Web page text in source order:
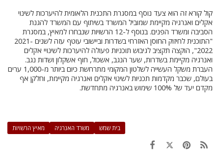
קול קורא זה הוא צעד נוסף במסגרת התכנית הלאומית להיערכות לשינוי
אקלים ואנרגיה מקיימת שמוביל המשרד בשיתוף עם המשרד להגנת
הסביבה ומשרד הפנים. בנוסף ל-12 הרשויות שנבחרו למאיץ, במסגרת
"התוכנית לחיזוק החוסן האזרחי בשדרות וביישובי עוטף עזה לשנים 2021-
2022", הוקצה תקציב לגיבוש תוכניות פעולה להיערכות לשינויי אקלים
ואנרגיה מקיימת בשדרות, שער הנגב, אשכול, חוף אשקלון ושדות נגב.
העברת משקל העשייה לשלטון המקומי מתרחשת כיום ביותר מ-1,000 ערים
בעולם, שכבר מקדמות תכניות לשינוי אקלים ואנרגיה מקיימת, וחלקן אף
מקדם יעד של 100% שימוש באנרגיה מתחדשת.
מאיץ הרשויות משרד האנרגיה בית שמש